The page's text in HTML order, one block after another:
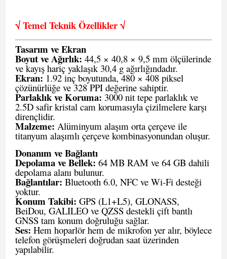
√ Temel Teknik Özellikler √
Tasarım ve Ekran
Boyut ve Ağırlık: 44,5 × 40,8 × 9,5 mm ölçülerinde
ve kayış hariç yaklaşık 30,4 g ağırlığındadır.
Ekran:1.92 inç boyutunda, 480 × 408 piksel
çözünürlüğe ve 328 PPI değerine sahiptir.
Parlaklık ve Koruma: 3000 nit tepe parlaklık ve
2.5D safir kristal cam korumasıyla çizilmelere karşı
dirençlidir.
Malzeme: Alüminyum alaşım orta çerçeve ile
titanyum alaşımlı çerçeve kombinasyonundan oluşur.
Donanım ve Bağlantı
Depolama ve Bellek: 64 MB RAM ve 64 GB dahili
depolama alanı bulunur.
Bağlantılar: Bluetooth 6.0, NFC ve Wi-Fi desteği
yoktur.
Konum Takibi: GPS (L1+L5), GLONASS,
BeiDou, GALILEO ve QZSS destekli çift bantlı
GNSS tam konum doğruluğu sağlar.
Ses: Hem hoparlör hem de mikrofon yer alır, böylece
telefon görüşmeleri doğrudan saat üzerinden
yapılabilir.